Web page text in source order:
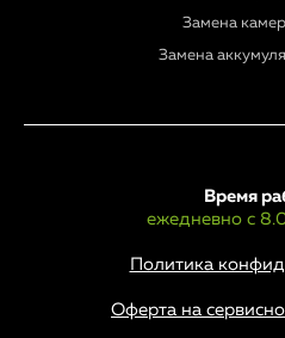
Замена
Замена
Политика
Время
ежедневно с
Оферта на